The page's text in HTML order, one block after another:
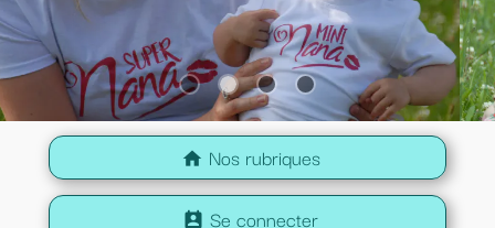
home Nos rubriques
perm_contact_calendar Se connecter